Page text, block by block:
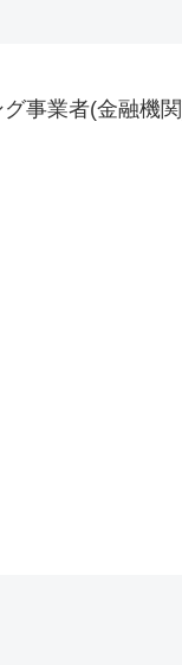
事業者(金融機